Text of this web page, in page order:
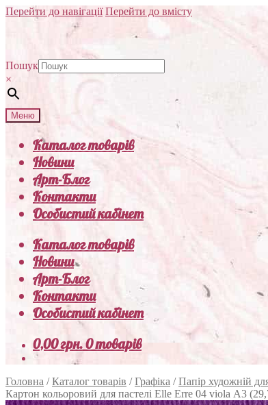
Перейти до навігації Перейти до вмісту
Пошук
×
Меню
Каталог товарів
Новини
Арт-Блог
Контакти
Особистий кабінет
Каталог товарів
Новини
Арт-Блог
Контакти
Особистий кабінет
0,00грн.0 товарів
Головна /Каталог товарів /Графіка /Папір художній
Картон кольоровий для пастелі Elle Erre 04 viola А3